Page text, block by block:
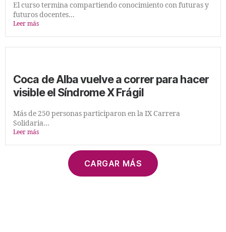
El curso termina compartiendo conocimiento con futuras y
futuros docentes...
Leer más
Coca de Alba vuelve a correr para hacer
visible el Síndrome X Frágil
Más de 250 personas participaron en la IX Carrera
Solidaria...
Leer más
CARGAR MÁS